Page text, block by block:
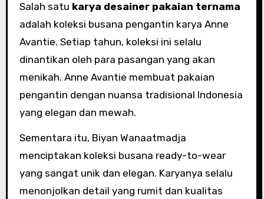
Salah satu karya desainer pakaian ternama
adalah koleksi busana pengantin karya Anne
Avantie. Setiap tahun, koleksi ini selalu
dinantikan oleh para pasangan yang akan
menikah. Anne Avantie membuat pakaian
pengantin dengan nuansa tradisional Indonesia
yang elegan dan mewah.
Sementara itu, Biyan Wanaatmadja
menciptakan koleksi busana ready-to-wear
yang sangat unik dan elegan. Karyanya selalu
menonjolkan detail yang rumit dan kualitas